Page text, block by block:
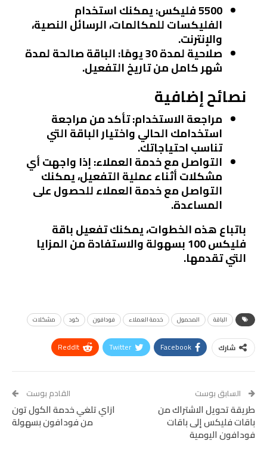
5500 فليكس
: يمكنك استخدام
الفليكسات للمكالمات، الرسائل النصية،
والإنترنت.
صلاحية لمدة 30 يومًا : الباقة صالحة لمدة
شهر كامل من تاريخ التفعيل.
نصائح إضافية
مراجعة الاستخدام: تأكد من مراجعة
استخدامك الحالي واختيار الباقة التي
تناسب احتياجاتك.
التواصل مع خدمة العملاء: إذا واجهت أي
مشكلات أثناء عملية التفعيل، يمكنك
التواصل مع خدمة العملاء للحصول على
المساعدة.
باتباع هذه الخطوات، يمكنك تفعيل باقة
فليكس 100 بسهولة والاستفادة من المزايا
التي تقدمها.
الباقة المحمول خدمة العملاء فودافون كود مشكلات
شارك Facebook
Twitter
ReddIt
Tumblr
البريد الإلكتروني
StumbleUpon
VK
Digg
LINE
BlackBerry
Viber
OK.ru
السابق بوست
طريقة تحويل الاشتراك من
باقات فليكس إلى باقات
فودافون اليومية
القادم بوست
ازاي تلغي خدمة الكول تون
من فودافون بسهولة